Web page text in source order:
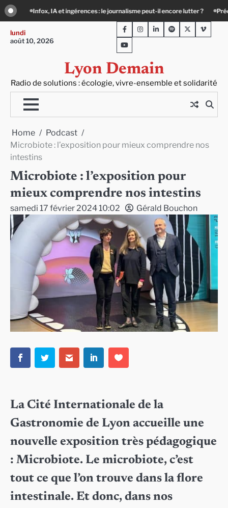
Skip
to
content
lutter ? Précarité, canicule, solitude : quand le lien social devient
lundi
août 10, 2026
Lyon Demain
Radio de solutions : écologie, vivre-ensemble et solidarité
FacebookInstagram
LinkedInSpotifyTwitterViméo
Youtube
Home
Podcast
Microbiote : l’exposition pour mieux comprendre nos
intestins
Microbiote : l’exposition pour
mieux comprendre nos intestins
samedi 17 février 2024 10:02 Gérald Bouchon
La Cité Internationale de la
Gastronomie de Lyon accueille une
nouvelle exposition très pédagogique
: Microbiote. Le microbiote, c’est
tout ce que l’on trouve dans la flore
intestinale. Et donc, dans nos